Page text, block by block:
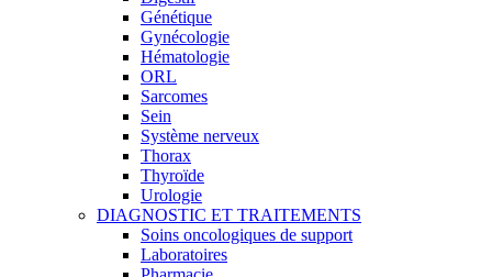
Génétique
Gynécologie
Hématologie
ORL
Sarcomes
Sein
Système nerveux
Thorax
Thyroïde
Urologie
DIAGNOSTIC ET TRAITEMENTS
Soins oncologiques de support
Laboratoires